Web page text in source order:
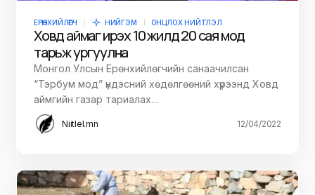
ЕРӨНХИЙЛӨГЧ НИЙГЭМ ОНЦЛОХ НИЙТЛЭЛ
Ховд аймаг ирэх 10 жилд 20 сая мод
тарьж ургуулна
Монгол Улсын Ерөнхийлөгчийн санаачилсан
“Тэрбум мод” үндэсний хөдөлгөөний хүрээнд Ховд
аймгийн газар тариалах…
Niitlel.mn 12/04/2022